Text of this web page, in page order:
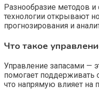
Разнообразие методов
технологии открывают
прогнозирования и
Что такое
Управление запасами —
помогает поддерживать
что напрямую влияет на